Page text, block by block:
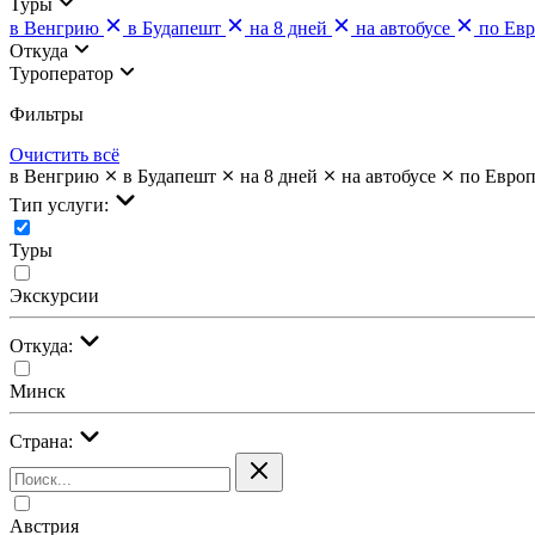
в Венгрию
в Будапешт на 8 дней на автобусе
по
Откуда
Туроператор
Фильтры
Очистить всё
в Венгрию
в Будапешт на 8 дней на автобусе
по
Тип услуги:
Туры
Экскурсии
Откуда:
Минск
Страна:
Австрия